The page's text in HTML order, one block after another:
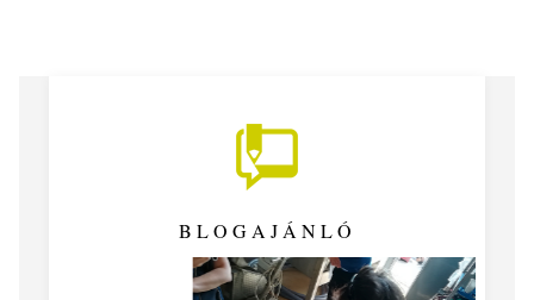
BLOGAJÁNLÓ